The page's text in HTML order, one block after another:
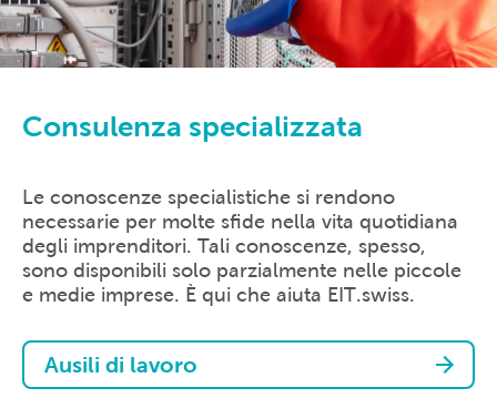
Consulenza specializzata
Le conoscenze specialistiche si rendono
necessarie per molte sfide nella vita quotidiana
degli imprenditori. Tali conoscenze, spesso,
sono disponibili solo parzialmente nelle piccole
e medie imprese. È qui che aiuta EIT.swiss.
Ausili di lavoro